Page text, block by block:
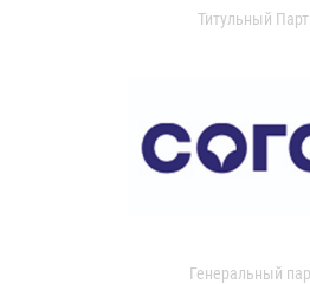
Титульный
Генеральный